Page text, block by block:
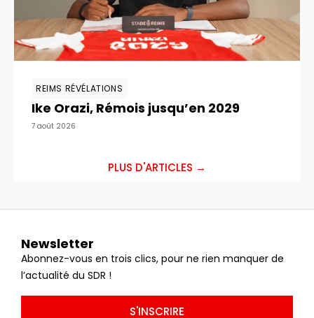
REIMS RÉVÉLATIONS
Ike Orazi, Rémois jusqu’en 2029
7 août 2026
PLUS D'ARTICLES →
Newsletter
Abonnez-vous en trois clics, pour ne rien manquer de
l’actualité du SDR !
S'INSCRIRE